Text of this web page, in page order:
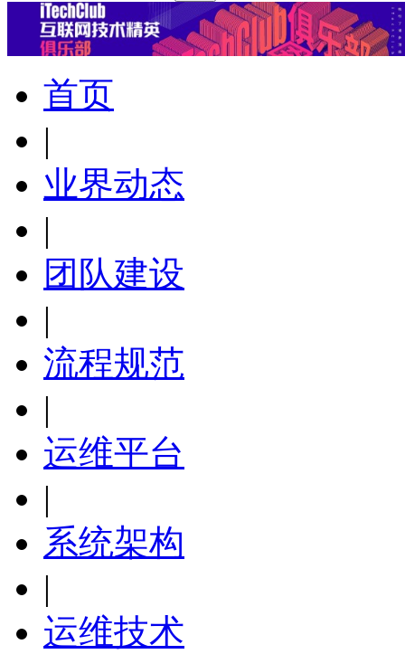
首页
|
业界动态
|
团队建设
|
流程规范
|
运维平台
|
系统架构
|
运维技术